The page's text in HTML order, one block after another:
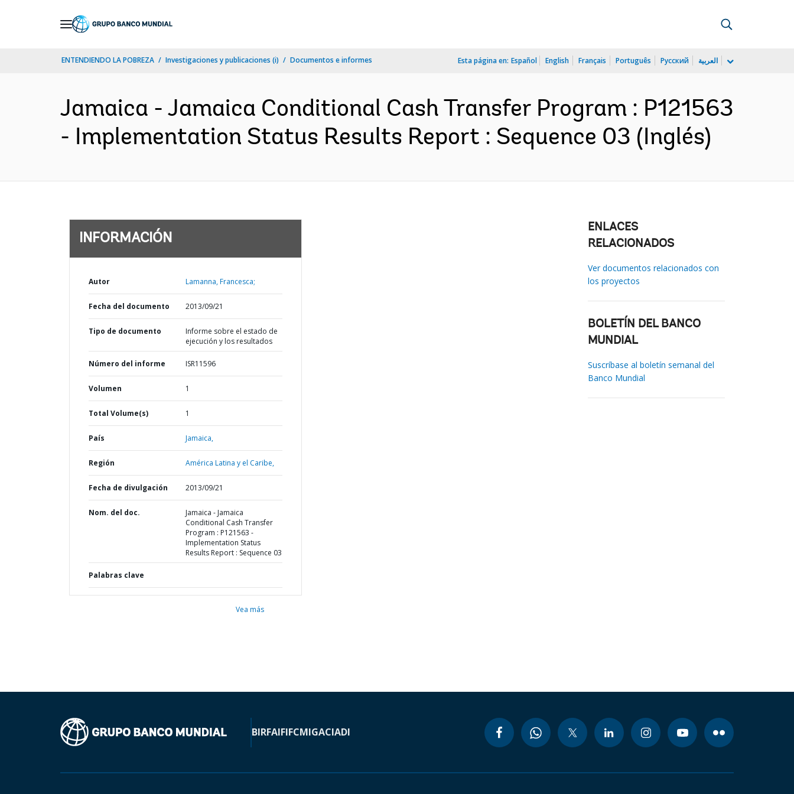
ENTENDIENDO LA POBREZA Investigaciones y publicaciones (i) Documentos e informes Esta página en: Español English Français Português Русский العربية
Jamaica - Jamaica Conditional Cash Transfer Program : P121563
- Implementation Status Results Report : Sequence 03 (Inglés)
INFORMACIÓN
Autor Lamanna, Francesca;
Fecha del documento 2013/09/21
Tipo de documento
Informe sobre el estado de
ejecución y los resultados
Número del informe ISR11596
Volumen 1
Total Volume(s) 1
País Jamaica,
Región América Latina y el Caribe,
Fecha de divulgación 2013/09/21
Nom. del doc.
Jamaica - Jamaica
Conditional Cash Transfer
Program : P121563 -
Implementation Status
Results Report : Sequence 03
Palabras clave
Vea más
ENLACES
RELACIONADOS
Ver documentos relacionados con
los proyectos
BOLETÍN DEL BANCO
MUNDIAL
Suscríbase al boletín semanal del
Banco Mundial
BIRFAIFIFCMIGACIADI